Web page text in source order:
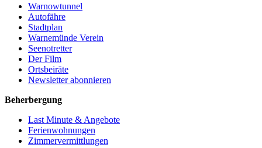
Warnowtunnel
Autofähre
Stadtplan
Warnemünde Verein
Seenotretter
Der Film
Ortsbeiräte
Newsletter abonnieren
Beherbergung
Last Minute & Angebote
Ferienwohnungen
Zimmervermittlungen